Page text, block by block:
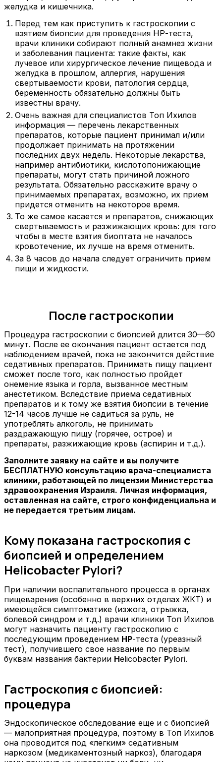
желудка и кишечника.
Перед тем как приступить к гастроскопии с
взятием биопсии для проведения НР-теста,
врачи клиники собирают полный анамнез жизни
и заболевания пациента: такие факты, как
лучевое или хирургическое лечение пищевода и
желудка в прошлом, аллергия, нарушения
свертываемости крови, патология сердца,
беременность обязательно должны быть
известны врачу.
Очень важная для специалистов Топ Ихилов
информация — перечень лекарственных
препаратов, которые пациент принимал и/или
продолжает принимать на протяжении
последних двух недель. Некоторые лекарства,
например антибиотики, кислотопонижающие
препараты, могут стать причиной ложного
результата. Обязательно расскажите врачу о
принимаемых препаратах, возможно, их прием
придется отменить на некоторое время.
То же самое касается и препаратов, снижающих
свертываемость и разжижающих кровь: для того
чтобы в месте взятия биоптата не началось
кровотечение, их лучше на время отменить.
За 8 часов до начала следует ограничить прием
пищи и жидкости.
После гастроскопии
Процедура гастроскопии с биопсией длится 30—60
минут. После ее окончания пациент остается под
наблюдением врачей, пока не закончится действие
седативных препаратов. Принимать пищу пациент
сможет после того, как полностью пройдет
онемение языка и горла, вызванное местным
анестетиком. Вследствие приема седативных
препаратов и к тому же взятия биопсии в течение
12-14 часов лучше не садиться за руль, не
употреблять алкоголь, не принимать
раздражающую пищу (горячее, острое) и
препараты, разжижающие кровь (аспирин и т.д.).
Заполните заявку на сайте и вы получите
БЕСПЛАТНУЮ консультацию врача-специалиста
клиники, работающей по лицензии Министерства
здравоохранения Израиля. Личная информация,
оставленная на сайте, строго конфиденциальна и
не передается третьим лицам.
Кому показана гастроскопия с
биопсией и определением
Helicobacter Pylori?
При наличии воспалительного процесса в органах
пищеварения (особенно в верхних отделах ЖКТ) и
имеющейся симптоматике (изжога, отрыжка,
болевой синдром и т.д.) врачи клиники Топ Ихилов
могут назначить пациенту гастроскопию с
последующим проведением HP-теста (уреазный
тест), получившего свое название по первым
буквам названия бактерии Helicobacter Pylori.
Гастроскопия с биопсией:
процедура
Эндоскопическое обследование еще и с биопсией
— малоприятная процедура, поэтому в Топ Ихилов
она проводится под «легким» седативным
наркозом (медикаментозный наркоз), благодаря